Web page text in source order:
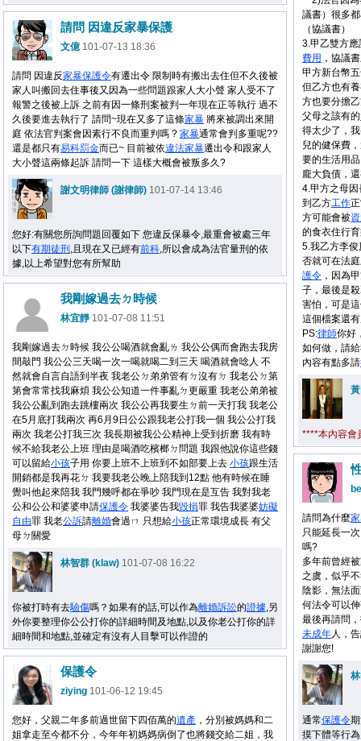
議書）很多
（協議書）
3.甲乙雙方
費用 ，協議
甲方新台幣
但乙方也有
方也要分擔
父母之該有的
得太少了，
兒的健保費
要的生活用
龐大負債，
4.甲方之母
到乙方工作
方可能會被
的食衣住行
5.我乙方李
否就可在法
護令 ，因為
子，最後是
害怕，可是
這個檔案還
PS:律師你好
如何做，請
內容有點多請
****本內容會
請問 因違反家暴保護
文億 101-07-13 18:36
請問 因違反家暴保護令有遷出令 限制時有搬出去住但不久後被
家人叫搬回去住事後又因為一些問題跟家人大小聲 家人受不了
報警之後被上訴 之前有因一條刑案被判一年現在正等執行 過不
久後要進去執行了 請問~現在又多了這條家暴 將來被調出來開
庭 依法官判案會因素行不良而重判嗎 ? 家暴通常會判多重呢??
還是都只有易科罰金而已~ 目前被依違法家暴遷出令和跟家人
大小聲這兩條起訴 請問一下 這樣大概會被叛多久?
謝文明律師 (謝律師) 101-07-14 13:46
您好:有關您所詢問題回覆如下 您違反保暴令,最重會被處三年
以下有期徒刑 ,且現在又已經有前科,所以會成為法官量刑的依
據,以上希望對您有所幫助
我剛嫁過去ㄉ時候
林宜靜 101-07-08 11:51
我剛嫁過去ㄉ時候 我公公喝酒就會亂ㄌ 我公公偶而會跑去我房
間敲門 我公公三天喝一次一喝就喝二到三天 喝酒就會唸人 不
然就會自言自語到半夜 我老公ㄉ弟弟管有ㄉ沒有ㄉ 我老公ㄉ第
第會常常找我麻煩 我公公知道一件事亂ㄉ更嚴重 我老公弟弟被
我公公亂到跑去跳樓兩次 我公公再我要生ㄉ前一天打我 我老公
在5月底打我兩次 再6月9日公公跟我老公打我一個 我公公打我
兩次 我老公打我三次 我長期被我公公精神上受到折磨 我有時
候不給我老公上班 理由是喝酒吃檳榔ㄉ問題 我跟他說你這些錢
可以留給小孩子用 你要上班不上班到不如部要上去 小孩跟生活
開銷都是我再花ㄉ 我要我老公晚上陪我到12點 他有時候在睡
覺叫他起來陪我 我門幾呼都在爭吵 我門現在是互告 我對我老
公和公公和婆婆申請保護令 我婆婆告我毀損罪 我告我婆婆妨礙
自由罪 我老公訴請離婚會過ㄇ 只想給小孩正常環境成長 有父
母ㄉ關愛
林智群 (klaw) 101-07-08 16:22
你被打時有去驗傷嗎？如果有的話,可以作為離婚訴訟的證據,另
外你要整理你公公打你的詳細時間及地點,以及你老公打你的詳
細時間和地點,並確定有沒有人目擊可以作證的
be
請問為什麼
只能延長一
嗎?
多年前曾經
之虞，似乎
陰影，無法
何法令可以
最後再請問
未成年人，
謝謝您!
通常保護令
摸下體等行
保護令
ziying 101-06-12 19:45
您好，父親二年多前過世留下四佰萬的遺產 ，分別被媽媽和二
姐拿走至今都不分，今年年初媽媽病倒了也將錢交給二姐，我